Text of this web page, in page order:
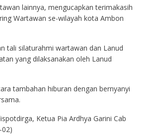
lainnya, mengucapkan terimakasih
Wartawan se-wilayah kota Ambon
tali silaturahmi wartawan dan Lanud
yang dilaksanakan oleh Lanud
tambahan hiburan dengan bernyanyi
Ketua Pia Ardhya Garini Cab